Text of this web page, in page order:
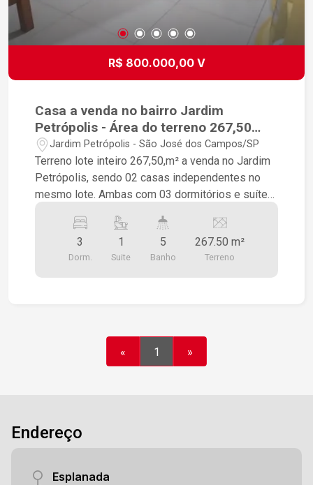
R$ 800.000,00 V
Casa a venda no bairro Jardim
Petrópolis - Área do terreno 267,50
sendo 02 casas construídas.
Jardim Petrópolis - São José dos Campos/SP
Terreno lote inteiro 267,50,m² a venda no Jardim
Petrópolis, sendo 02 casas independentes no
mesmo lote. Ambas com 03 dormitórios e suíte
total de dois banheiros e um escritório. Quintal e
garagem para 05 carros. Ótima localização,
acesso a Dutra , próximo de mercado, farmácias,
3
Dorm.
1
Suite
5
Banho
267.50 m²
Terreno
« 1 »
Endereço
Esplanada